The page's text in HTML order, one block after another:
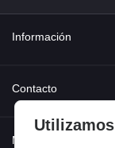
Información
Quienes somos
Contacto
Mi cuenta